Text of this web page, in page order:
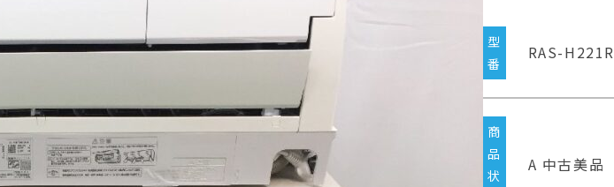
型
番
RAS-
商
品
状
A 中古美品